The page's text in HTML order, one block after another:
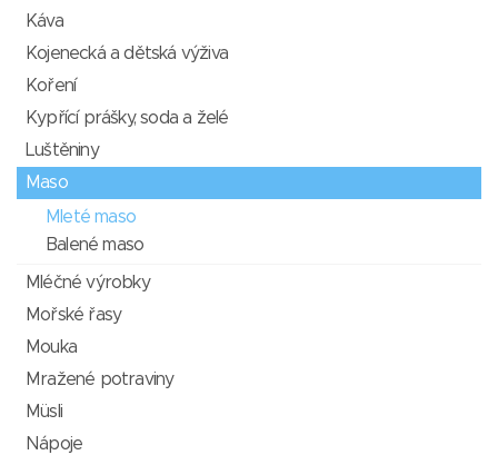
Káva
Kojenecká a dětská výživa
Koření
Kypřící prášky, soda a želé
Luštěniny
Maso
Mleté maso
Balené maso
Mléčné výrobky
Mořské řasy
Mouka
Mražené potraviny
Müsli
Nápoje